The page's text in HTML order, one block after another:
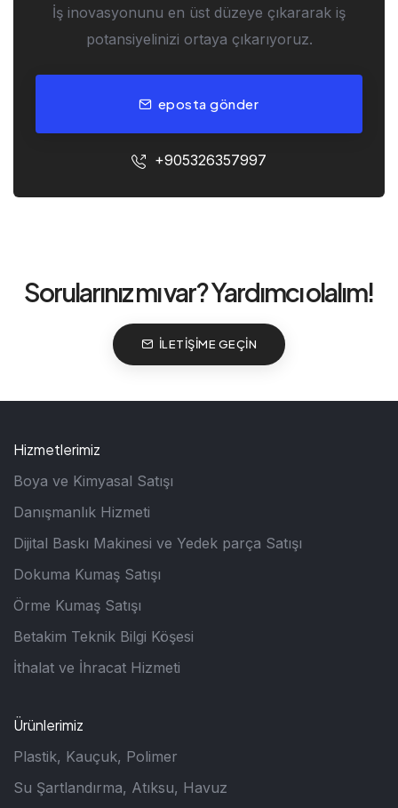
İş inovasyonunu en üst düzeye çıkararak iş
potansiyelinizi ortaya çıkarıyoruz.
eposta gönder
+905326357997
Sorularınız mı var? Yardımcı olalım!
İLETIŞIME GEÇIN
Hizmetlerimiz
Boya ve Kimyasal Satışı
Danışmanlık Hizmeti
Dijital Baskı Makinesi ve Yedek parça Satışı
Dokuma Kumaş Satışı
Örme Kumaş Satışı
Betakim Teknik Bilgi Köşesi
İthalat ve İhracat Hizmeti
Ürünlerimiz
Plastik, Kauçuk, Polimer
Su Şartlandırma, Atıksu, Havuz